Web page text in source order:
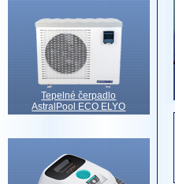
Tepelné čerpadlo
AstralPool ECO ELYO